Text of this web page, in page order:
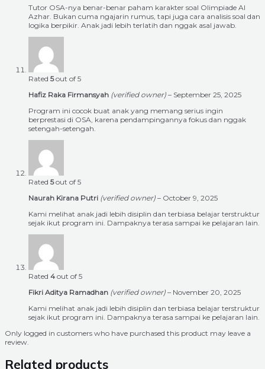
Tutor OSA-nya benar-benar paham karakter soal Olimpiade Al
Azhar. Bukan cuma ngajarin rumus, tapi juga cara analisis soal dan
logika berpikir. Anak jadi lebih terlatih dan nggak asal jawab.
Rated 5out of 5
Hafiz Raka Firmansyah (verified owner) – September 25, 2025
Program ini cocok buat anak yang memang serius ingin
berprestasi di OSA, karena pendampingannya fokus dan nggak
setengah-setengah.
Rated 5out of 5
Naurah Kirana Putri (verified owner) – October 9, 2025
Kami melihat anak jadi lebih disiplin dan terbiasa belajar terstruktur
sejak ikut program ini. Dampaknya terasa sampai ke pelajaran lain.
Rated 4 out of 5
Fikri Aditya Ramadhan (verified owner) – November 20, 2025
Kami melihat anak jadi lebih disiplin dan terbiasa belajar terstruktur
sejak ikut program ini. Dampaknya terasa sampai ke pelajaran lain.
Only logged in customers who have purchased this product may leave a
review.
Related products